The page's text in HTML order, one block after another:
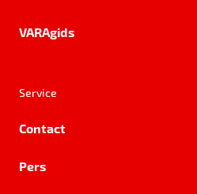
VARAgids
Service
Contact
Pers